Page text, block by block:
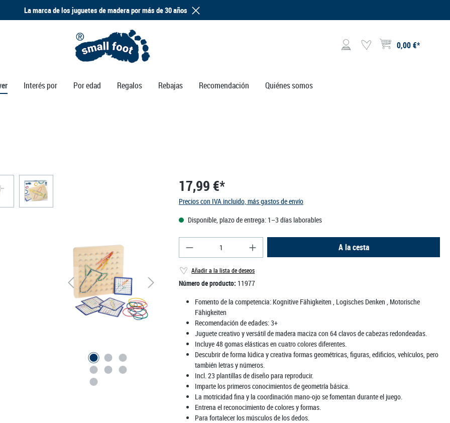
La marca de los juguetes de madera por más de 30 años
0,00 €*
El carrito de compras
Interés por Por edad Regalos Rebajas Recomendación Quiénes somos
17,99 €*
Precios con IVA incluido, más gastos de envío
Disponible, plazo de entrega: 1–3 días laborables
Cantidad del producto: introduce la cantidad deseada o
A la cesta
Añadir a la lista de deseos
Número de producto: 11977
Fomento de la competencia: Kognitive Fähigkeiten , Logisches Denken , Motorische
Fähigkeiten
Recomendación de edades:3+
Juguete creativo y versátil de madera maciza con 64 clavos de cabezas redondeadas.
Incluye 48 gomas elásticas en cuatro colores diferentes.
Descubrir de forma lúdica y creativa formas geométricas, figuras, edificios, vehículos, pero
también letras y números.
Incl. 23 plantillas de diseño para reproducir.
Imparte los primeros conocimientos de geometría básica.
La motricidad fina y la coordinación mano-ojo se fomentan durante el juego.
Entrena el reconocimiento de colores y formas.
Para fortalecer los músculos de los dedos.